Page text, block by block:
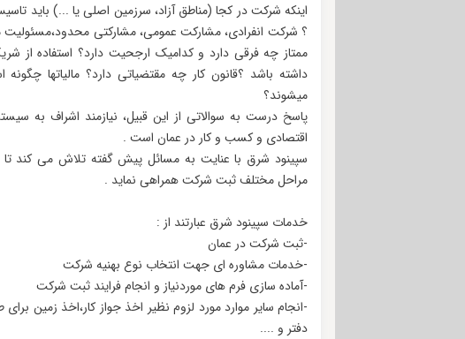
اینکه شرکت در کجا (مناطق آزاد، سرزمین اصلی یا ...) باید
؟ شرکت انفرادی، مشارکت عمومی، مشارکتی
ممتاز چه فرقی دارد و کدامیک ارجحیت دارد؟ استفاده از
داشته باشد ؟قانون کار چه مقتضیاتی دارد؟ مالیاتها
میشوند؟
پاسخ درست به سوالاتی از این قبیل، نیازمند اشراف به
اقتصادی و کسب و کار در عمان است .
سپینود شرق با عنایت به مسائل پیش گفته تلاش می کند تا
مراحل مختلف ثبت شرکت همراهی نماید .
خدمات سپینود شرق عبارتند از :
-ثبت شرکت در عمان
-خدمات مشاوره ای جهت انتخاب نوع بهنیه شرکت
-آماده سازی فرم های موردنیاز و انجام فرایند ثبت شرکت
-انجام سایر موارد مورد لزوم نظیر اخذ جواز کار،اخذ زمین
دفتر و ....